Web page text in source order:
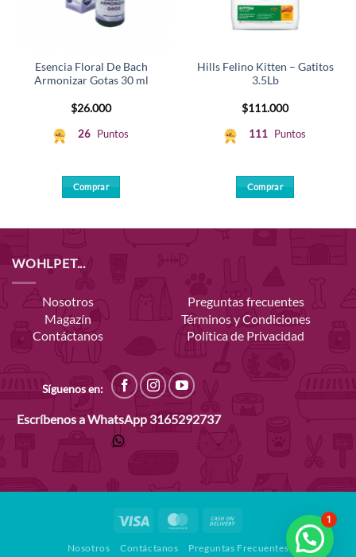
Esencia Floral De Bach
Armonizar Gotas 30 ml
$26.000
26 Puntos
Comprar
Hills Felino Kitten – Gatitos
3.5Lb
$111.000
111 Puntos
Comprar
WOHLPET...
Nosotros
Magazín
Contáctanos
Preguntas frecuentes
Términos y Condiciones
Política de Privacidad
Síguenos en:
Escríbenos a WhatsApp 3165292737
Visa MasterCard
Nosotros Contáctanos Preguntas Frecuentes
1